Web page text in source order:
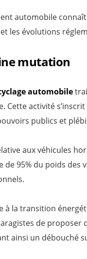
automobile
les évolutions
mutation
automobile
Cette activité
publics et
aux véhicules
95% du poids des
à la transition
de proposer
ainsi un débouché